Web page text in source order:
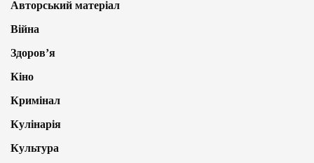
Авторський матеріал
Війна
Здоров’я
Кіно
Кримінал
Кулінарія
Культура